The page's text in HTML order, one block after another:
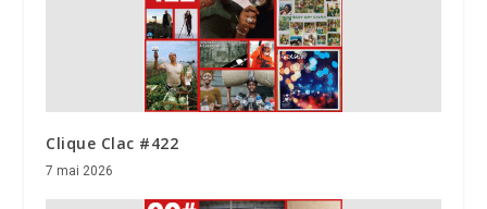
Clique Clac #422
7 mai 2026